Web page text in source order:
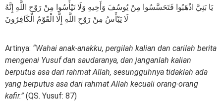
يَا بَنِيَّ اذْهَبُوا فَتَحَسَّسُوا مِنْ يُوسُفَ وَأَخِيهِ وَلَا تَيْأَسُوا مِنْ رَوْحِ اللَّهِ إِنَّهُ
لَا يَيْأَسُ مِنْ رَوْحِ اللَّهِ إِلَّا الْقَوْمُ الْكَافِرُونَ
Artinya: “Wahai anak-anakku, pergilah kalian dan carilah berita
mengenai Yusuf dan saudaranya, dan janganlah kalian
berputus asa dari rahmat Allah, sesungguhnya tidaklah ada
yang berputus asa dari rahmat Allah kecuali orang-orang
kafir.” (QS. Yusuf: 87)